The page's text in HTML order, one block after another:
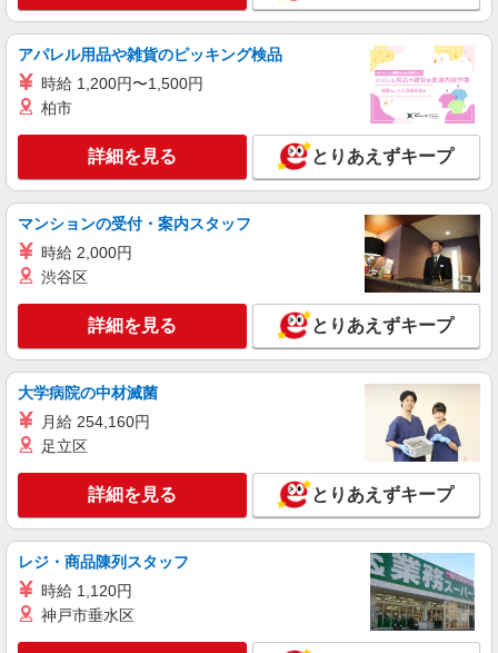
アパレル用品や雑貨のピッキング検品
時給 1,200円〜1,500円
柏市
詳細を見る とりあえずキープ
マンションの受付・案内スタッフ
時給 2,000円
渋谷区
詳細を見る とりあえずキープ
大学病院の中材滅菌
月給 254,160円
足立区
詳細を見る とりあえずキープ
レジ・商品陳列スタッフ
時給 1,120円
神戸市垂水区